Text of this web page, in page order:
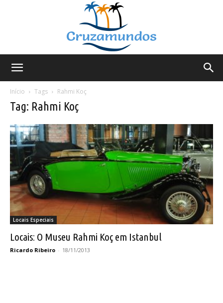
Início
Tags Rahmi Koç
Tag: Rahmi Koç
Locais Especiais
Locais: O Museu Rahmi Koç em Istanbul
Ricardo Ribeiro - 18/11/2013